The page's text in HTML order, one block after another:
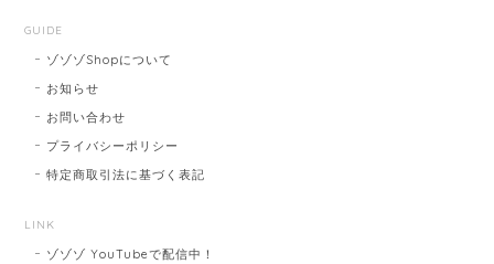
GUIDE
ゾゾゾShopについて
お知らせ
お問い合わせ
プライバシーポリシー
特定商取引法に基づく表記
LINK
ゾゾゾ YouTubeで配信中！